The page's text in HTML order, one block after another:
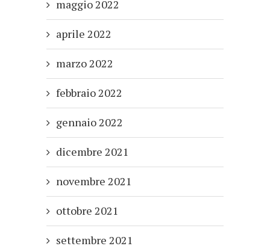
maggio 2022
aprile 2022
marzo 2022
febbraio 2022
gennaio 2022
dicembre 2021
novembre 2021
ottobre 2021
settembre 2021